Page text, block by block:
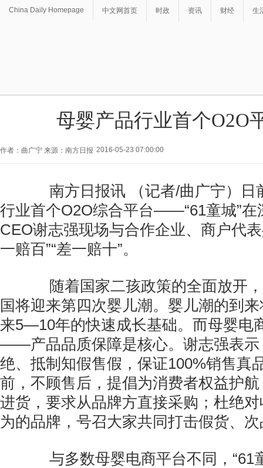
China Daily Homepage 中文网首页 时政 资讯 财经 生
母婴产品行业首个O2O
作者：曲广宁 来源：南方日报 2016-05-23 07:00:00
南方日报讯 （记者/曲广宁）日
行业首个O2O综合平台——“61童城”在
CEO谢志强现场与合作企业、商户代
一赔百”“差一赔十”。
随着国家二孩政策的全面放开，
国将迎来第四次婴儿潮。婴儿潮的到
来5—10年的快速成长基础。而母婴电
——产品品质保障是核心。谢志强表示
绝、抵制知假售假，保证100%销售真
前，不顾售后，提倡为消费者权益护
进货，要求从品牌方直接采购；杜绝
为的品牌，号召大家共同打击假货、次
与多数母婴电商平台不同，“61